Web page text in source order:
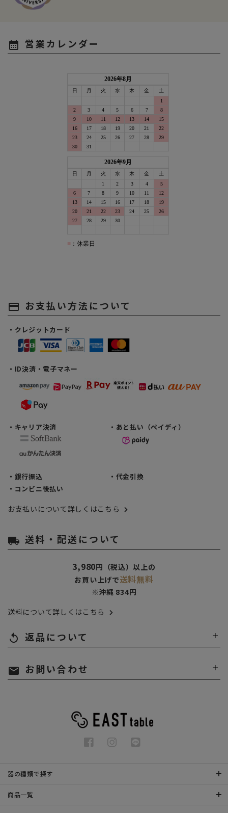
calendar_month 営業カレンダー
payment お支払い方法について
・クレジットカード
・ID決済・電子マネー
・キャリア決済 ・あと払い（ペイディ）
・銀行振込
・代金引換
・コンビニ後払い
お支払いについて詳しくはこちら
local_shipping 送料・配送について
3,980円（税込）以上の
お買い上げで送料無料
※沖縄 834円
送料について詳しくはこちら
replay 返品について
mail お問い合わせ
器の種類で探す
商品一覧